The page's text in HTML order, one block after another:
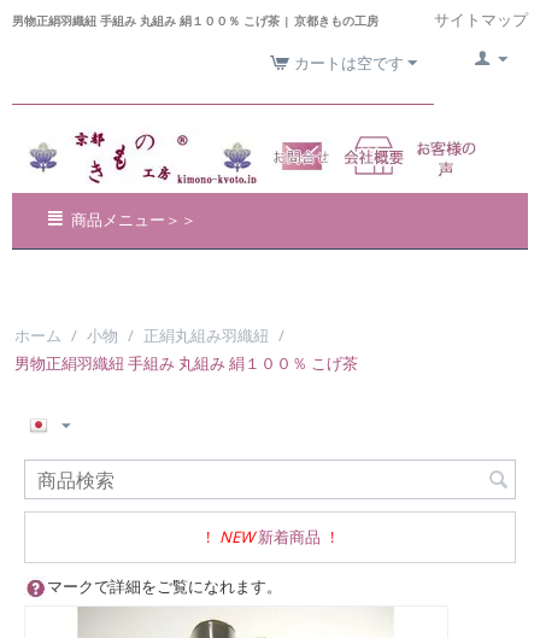
男物正絹羽織紐 手組み 丸組み 絹１００％ こげ茶 | 京都きもの工房
サイトマップ
カートは空です
商品メニュー＞＞
ホーム / 小物 / 正絹丸組み羽織紐 /
男物正絹羽織紐 手組み 丸組み 絹１００％ こげ茶
! NEW 新着商品 !
マークで詳細をご覧になれます。